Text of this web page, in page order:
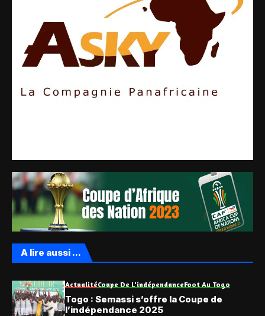
A lire aussi ...
ActualitéCoupe De L'indépendanceFoot Au Togo
Togo : Semassi s’offre la Coupe de
l’indépendance 2025